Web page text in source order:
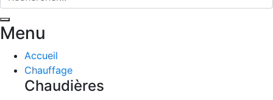
Menu
Accueil
Chauffage
Chaudières